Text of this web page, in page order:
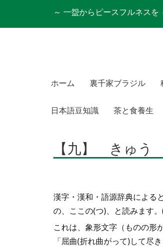
～ 一盌からピースフルネスを
ホーム 裏千家ブラジル
日本語豆知識 茶と食養生
【九】 きゅう
漢字・漢和・語源辞典による
の、ここの(つ)、と読みます
これは、象形文字（ものの形
「屈曲(折れ曲がって)して尽